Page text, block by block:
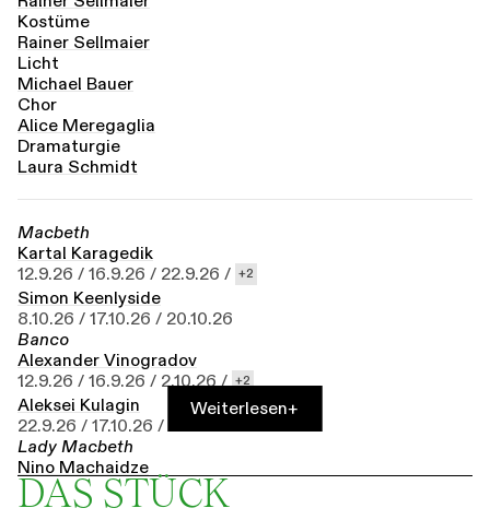
Kostüme
Rainer Sellmaier
Licht
Michael Bauer
Chor
Alice Merega­glia
Dramaturgie
Laura Schmidt
Macbeth
Kartal Karagedik
12.9.26 / 16.9.26 / 22.9.26 / 2
Simon Keenlyside
8.10.26 / 17.10.26 / 20.10.26
Banco
Alexander Vinogra­dov
12.9.26 / 16.9.26 / 2.10.26 / 2
Aleksei Kulagin
22.9.26 / 17.10.26 /
Lady Macbeth
Nino Machaidze
Macduff
Dovlet Nurgel­diyev
Weiterlesen+
DAS STÜCK